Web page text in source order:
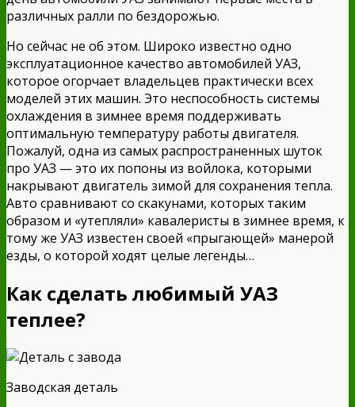
различных ралли по бездорожью.
Но сейчас не об этом. Широко известно одно
эксплуатационное качество автомобилей УАЗ,
которое огорчает владельцев практически всех
моделей этих машин. Это неспособность системы
охлаждения в зимнее время поддерживать
оптимальную температуру работы двигателя.
Пожалуй, одна из самых распространенных шуток
про УАЗ — это их попоны из войлока, которыми
накрывают двигатель зимой для сохранения тепла.
Авто сравнивают со скакунами, которых таким
образом и «утепляли» кавалеристы в зимнее время, к
тому же УАЗ известен своей «прыгающей» манерой
езды, о которой ходят целые легенды…
Как сделать любимый УАЗ
теплее?
Заводская деталь